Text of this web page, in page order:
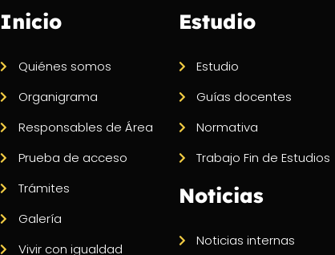
Inicio
Quiénes somos
Organigrama
Responsables de Área
Prueba de acceso
Trámites
Galería
Vivir con igualdad
Estudio
Estudio
Guías docentes
Normativa
Trabajo Fin de Estudios
Noticias
Noticias internas